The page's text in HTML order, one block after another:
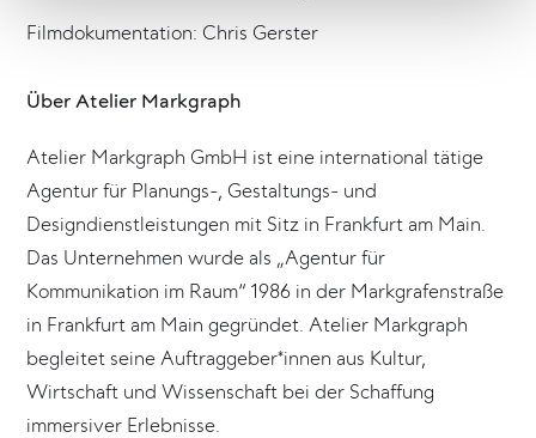
Filmdokumentation: Chris Gerster
Über Atelier Markgraph
Atelier Markgraph GmbH ist eine international tätige
Agentur für Planungs-, Gestaltungs- und
Designdienstleistungen mit Sitz in Frankfurt am Main.
Das Unternehmen wurde als „Agentur für
Kommunikation im Raum“ 1986 in der Markgrafenstraße
in Frankfurt am Main gegründet. Atelier Markgraph
begleitet seine Auftraggeber*innen aus Kultur,
Wirtschaft und Wissenschaft bei der Schaffung
immersiver Erlebnisse.